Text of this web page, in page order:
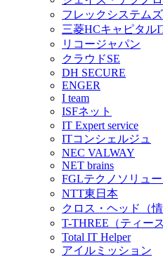
フレックシステムズ
三菱HCキャピタル
リコージャパン
クラウドSE
DH SECURE
ENGER
I team
ISFネット
IT Expert service
ITコンシェルジュ
NEC VALWAY
NET brains
FGLテクノソリュ
NTT東日本
クロス・ヘッド（情
T-THREE（ティー
Total IT Helper
アイルミッション